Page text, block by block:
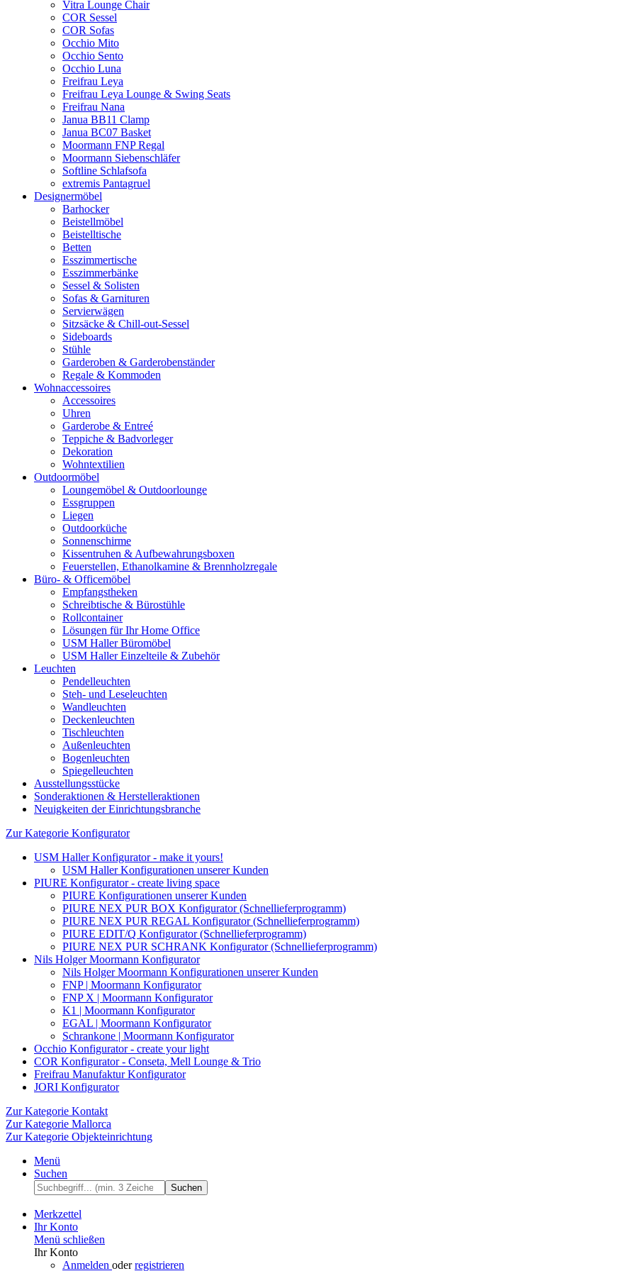
Vitra Lounge Chair
COR Sessel
COR Sofas
Occhio Mito
Occhio Sento
Occhio Luna
Freifrau Leya
Freifrau Leya Lounge & Swing Seats
Freifrau Nana
Janua BB11 Clamp
Janua BC07 Basket
Moormann FNP Regal
Moormann Siebenschläfer
Softline Schlafsofa
extremis Pantagruel
Designermöbel
Barhocker
Beistellmöbel
Beistelltische
Betten
Esszimmertische
Esszimmerbänke
Sessel & Solisten
Sofas & Garnituren
Servierwägen
Sitzsäcke & Chill-out-Sessel
Sideboards
Stühle
Garderoben & Garderobenständer
Regale & Kommoden
Wohnaccessoires
Accessoires
Uhren
Garderobe & Entreé
Teppiche & Badvorleger
Dekoration
Wohntextilien
Outdoormöbel
Loungemöbel & Outdoorlounge
Essgruppen
Liegen
Outdoorküche
Sonnenschirme
Kissentruhen & Aufbewahrungsboxen
Feuerstellen, Ethanolkamine & Brennholzregale
Büro- & Officemöbel
Empfangstheken
Schreibtische & Bürostühle
Rollcontainer
Lösungen für Ihr Home Office
USM Haller Büromöbel
USM Haller Einzelteile & Zubehör
Leuchten
Pendelleuchten
Steh- und Leseleuchten
Wandleuchten
Deckenleuchten
Tischleuchten
Außenleuchten
Bogenleuchten
Spiegelleuchten
Ausstellungsstücke
Sonderaktionen & Herstelleraktionen
Neuigkeiten der Einrichtungsbranche
Zur Kategorie Konfigurator
USM Haller Konfigurator - make it yours!
USM Haller Konfigurationen unserer Kunden
PIURE Konfigurator - create living space
PIURE Konfigurationen unserer Kunden
PIURE NEX PUR BOX Konfigurator (Schnellieferprogramm)
PIURE NEX PUR REGAL Konfigurator (Schnellieferprogramm)
PIURE EDIT/Q Konfigurator (Schnellieferprogramm)
PIURE NEX PUR SCHRANK Konfigurator (Schnellieferprogramm)
Nils Holger Moormann Konfigurator
Nils Holger Moormann Konfigurationen unserer Kunden
FNP | Moormann Konfigurator
FNP X | Moormann Konfigurator
K1 | Moormann Konfigurator
EGAL | Moormann Konfigurator
Schrankone | Moormann Konfigurator
Occhio Konfigurator - create your light
COR Konfigurator - Conseta, Mell Lounge & Trio
Freifrau Manufaktur Konfigurator
JORI Konfigurator
Zur Kategorie Kontakt
Zur Kategorie Mallorca
Zur Kategorie Objekteinrichtung
Menü
Suchen
Suchen
Merkzettel
Ihr Konto
Menü schließen
Ihr Konto
Anmelden oderregistrieren